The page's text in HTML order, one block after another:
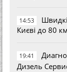
14:53
Києві до 80
19:41
Дизель